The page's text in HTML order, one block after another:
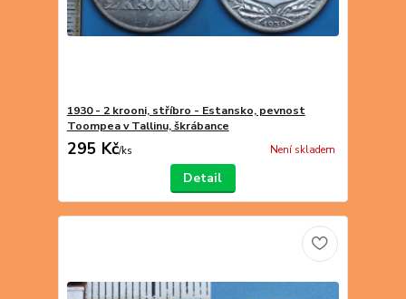
1930 - 2 krooni, stříbro - Estansko, pevnost
Toompea v Tallinu, škrábance
295 Kč/ks Není skladem
Detail